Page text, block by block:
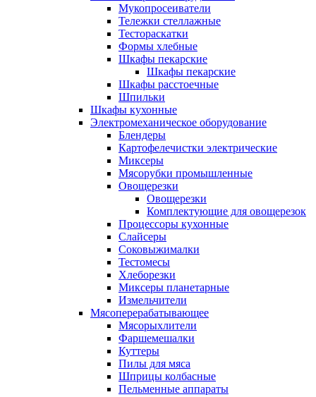
Мукопросеиватели
Тележки стеллажные
Тестораскатки
Формы хлебные
Шкафы пекарские
Шкафы пекарские
Шкафы расстоечные
Шпильки
Шкафы кухонные
Электромеханическое оборудование
Блендеры
Картофелечистки электрические
Миксеры
Мясорубки промышленные
Овощерезки
Овощерезки
Комплектующие для овощерезок
Процессоры кухонные
Слайсеры
Соковыжималки
Тестомесы
Хлеборезки
Миксеры планетарные
Измельчители
Мясоперерабатывающее
Мясорыхлители
Фаршемешалки
Куттеры
Пилы для мяса
Шприцы колбасные
Пельменные аппараты